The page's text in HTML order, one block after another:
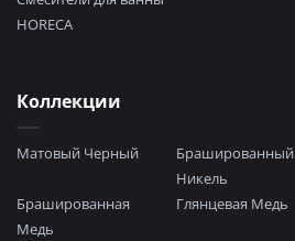
HORECA
Коллекции
Матовый Черный
Брашированный
Никель
Брашированная
Медь
Глянцевая Медь